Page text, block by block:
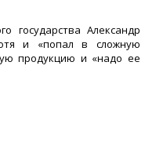
государства Александр
и «попал в сложную
продукцию и «надо ее